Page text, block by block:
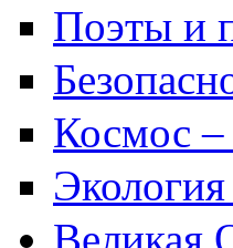
Поэты и
Космос –